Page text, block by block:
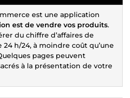
est une application
est de vendre vos produits.
du chiffre d’affaires de
h/24, à moindre coût qu’une
pages peuvent
à la présentation de votre